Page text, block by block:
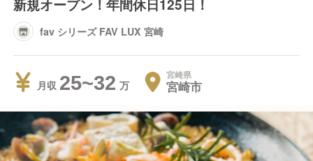
新規オープン！年間休日125日！
fav シリーズ FAV LUX 宮崎
月収 25~32 宮崎県
宮崎市